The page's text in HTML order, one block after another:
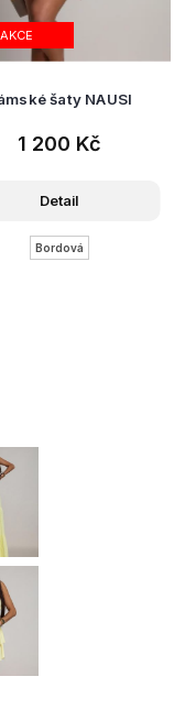
AKCE
šaty NAUSI
1 200 Kč
Detail
Bordová